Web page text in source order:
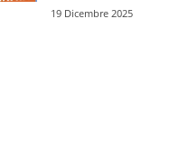
19 Dicembre 2025